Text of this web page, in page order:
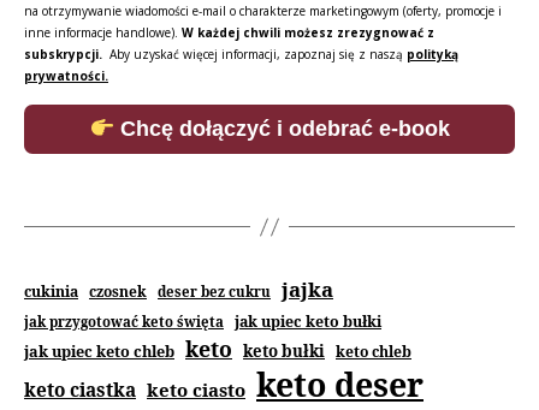
na otrzymywanie wiadomości e-mail o charakterze marketingowym (oferty, promocje i
inne informacje handlowe). W każdej chwili możesz zrezygnować z
subskrypcji. Aby uzyskać więcej informacji, zapoznaj się z naszą polityką
prywatności.
Chcę dołączyć i odebrać e-book
cukinia czosnek deser bez cukru jajka
jak przygotować keto święta jak upiec keto bułki
jak upiec keto chleb keto keto bułki keto chleb
keto ciastka keto ciasto keto deser